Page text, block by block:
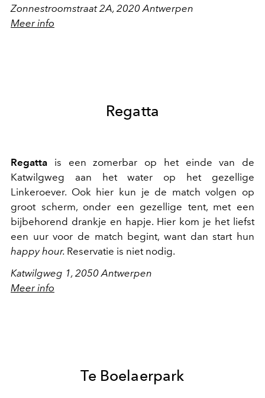
Zonnestroomstraat 2A, 2020 Antwerpen
Meer info
Regatta
Regatta is een zomerbar op het einde van de
Katwilgweg aan het water op het gezellige
Linkeroever. Ook hier kun je de match volgen op
groot scherm, onder een gezellige tent, met een
bijbehorend drankje en hapje. Hier kom je het liefst
een uur voor de match begint, want dan start hun
happy hour. Reservatie is niet nodig.
Katwilgweg 1, 2050 Antwerpen
Meer info
Te Boelaerpark